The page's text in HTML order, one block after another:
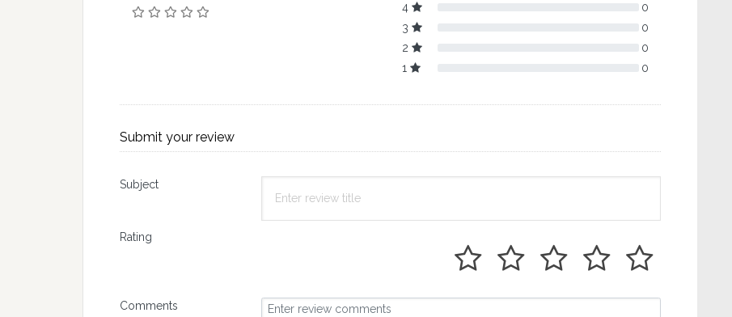
4
0
3
0
2
0
1
0
Submit your review
Subject
Rating
Comments